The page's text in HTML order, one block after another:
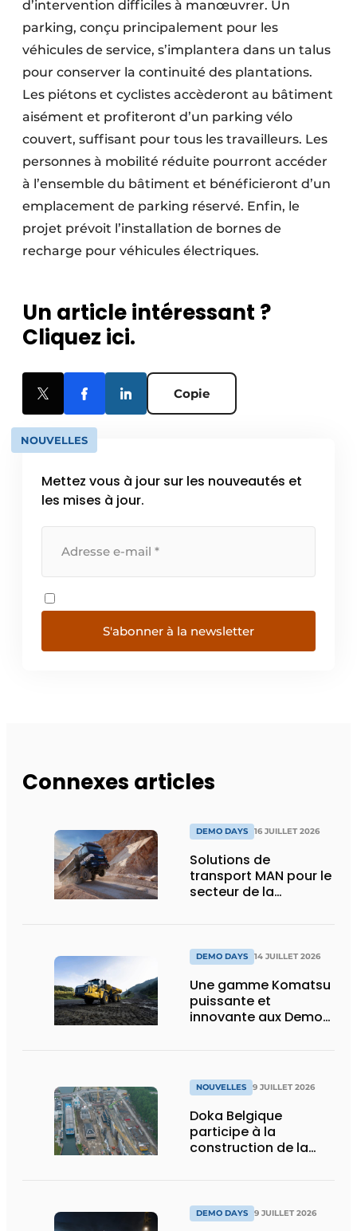
d’intervention difficiles à manœuvrer. Un
parking, conçu principalement pour les
véhicules de service, s’implantera dans un talus
pour conserver la continuité des plantations.
Les piétons et cyclistes accèderont au bâtiment
aisément et profiteront d’un parking vélo
couvert, suffisant pour tous les travailleurs. Les
personnes à mobilité réduite pourront accéder
à l’ensemble du bâtiment et bénéficieront d’un
emplacement de parking réservé. Enfin, le
projet prévoit l’installation de bornes de
recharge pour véhicules électriques.
Un article intéressant ?
Cliquez ici.
Copie
NOUVELLES
Mettez vous à jour sur les nouveautés et
les mises à jour.
S'abonner à la newsletter
Connexes articles
DEMO DAYS 16 JUILLET 2026
Solutions de
transport MAN pour le
secteur de la
DEMO DAYS 14 JUILLET 2026
Une gamme Komatsu
puissante et
innovante aux Demo
NOUVELLES 9 JUILLET 2026
Doka Belgique
participe à la
construction de la
DEMO DAYS 9 JUILLET 2026